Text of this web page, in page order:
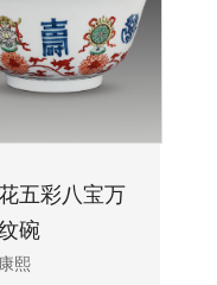
五彩八宝万
碗
熙